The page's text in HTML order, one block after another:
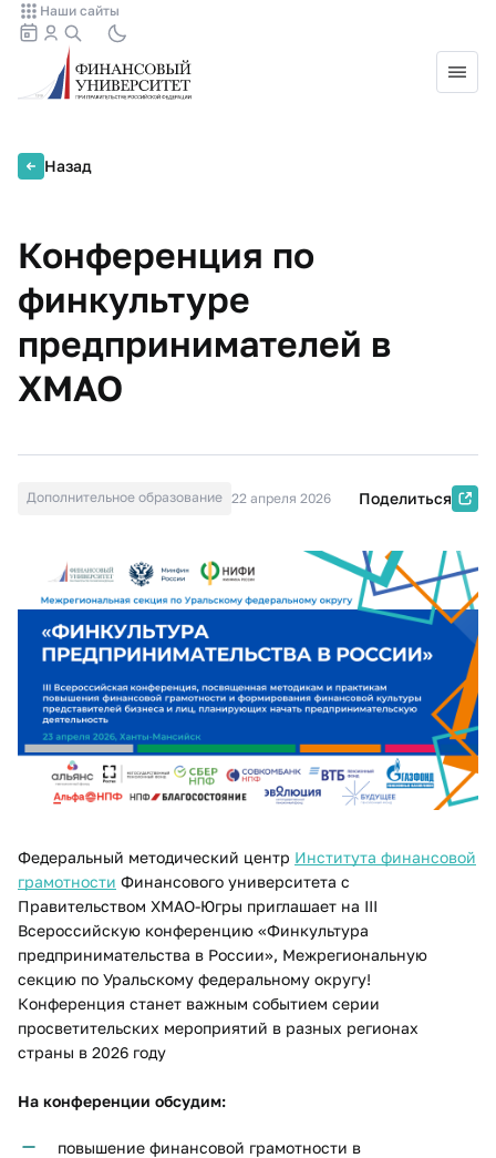
Наши сайты
Назад
Конференция по
финкультуре
предпринимателей в
ХМАО
Дополнительное образование 22 апреля 2026 Поделиться
Федеральный методический центр Института финансовой
грамотности Финансового университета с
Правительством ХМАО-Югры приглашает на III
Всероссийскую конференцию «Финкультура
предпринимательства в России», Межрегиональную
секцию по Уральскому федеральному округу!
Конференция станет важным событием серии
просветительских мероприятий в разных регионах
страны в 2026 году
На конференции обсудим:
повышение финансовой грамотности в